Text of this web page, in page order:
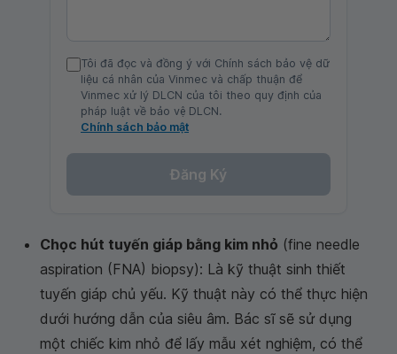
Tôi đã đọc và đồng ý với Chính sách bảo vệ dữ
liệu cá nhân của Vinmec và chấp thuận để
Vinmec xử lý DLCN của tôi theo quy định của
pháp luật về bảo vệ DLCN.
Chính sách bảo mật
Đăng Ký
Chọc hút tuyến giáp bằng kim nhỏ (fine needle
aspiration (FNA) biopsy): Là kỹ thuật sinh thiết
tuyến giáp chủ yếu. Kỹ thuật này có thể thực hiện
dưới hướng dẫn của siêu âm. Bác sĩ sẽ sử dụng
một chiếc kim nhỏ để lấy mẫu xét nghiệm, có thể